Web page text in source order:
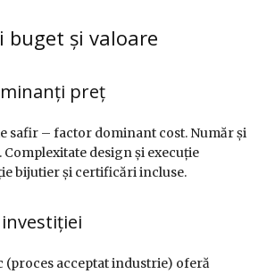
buget și valoare
preț
safir – factor dominant cost. Număr și
Complexitate design și execuție
bijutier și certificări incluse.
(proces acceptat industrie) oferă